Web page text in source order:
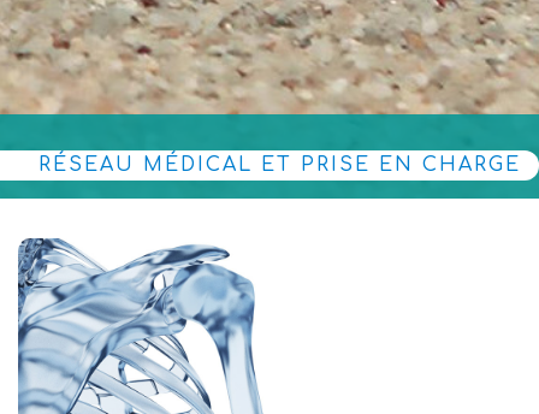
RÉSEAU MÉDICAL ET PRISE EN CHARGE